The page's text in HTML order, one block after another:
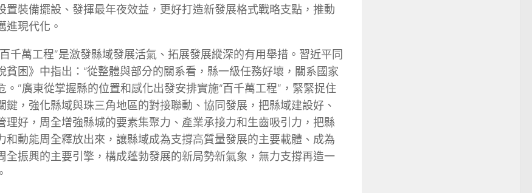
置裝備擺設、發揮最年夜效益，更好打造新發展格式戰略支點，推動
進現代化。
千萬工程”是激發縣域發展活氣、拓展發展縱深的有用舉措。習近平同
貧困》中指出：“從整體與部分的關系看，縣一級任務好壞，關系國家
。”廣東從掌握縣的位置和感化出發安排實施“百千萬工程”，緊緊捉住
鍵，強化縣域與珠三角地區的對接聯動、協同發展，把縣域建設好、
理好，周全增強縣城的要素集聚力、產業承接力和生齒吸引力，把縣
和動能周全釋放出來，讓縣域成為支撐高質量發展的主要載體、成為
全振興的主要引擎，構成蓬勃發展的新局勢新氣象，無力支撐再造一